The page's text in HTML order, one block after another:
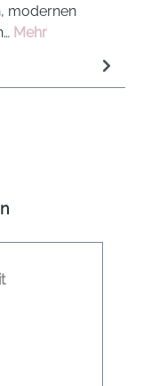
modernen
Mehr